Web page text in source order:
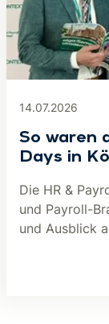
14.07.2026
So waren
Days in
Die HR &
und Payroll-
und Ausblick